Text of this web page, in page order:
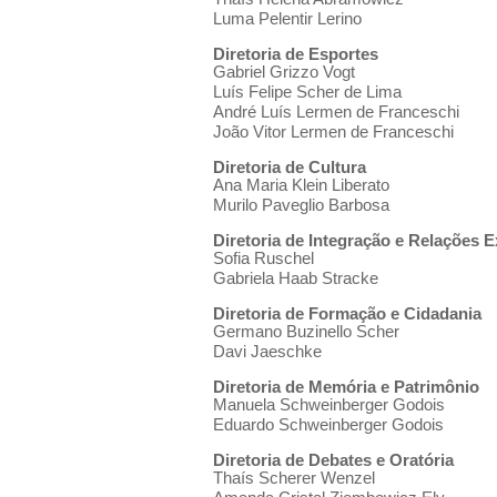
Luma Pelentir Lerino
Diretoria de Esportes
Gabriel Grizzo Vogt
Luís Felipe Scher de Lima
André Luís Lermen de Franceschi
João Vitor Lermen de Franceschi
Diretoria de Cultura
Ana Maria Klein Liberato
Murilo Paveglio Barbosa
Diretoria de Integração e Relações
Sofia Ruschel
Gabriela Haab Stracke
Diretoria de Formação e Cidadania
Germano Buzinello Scher
Davi Jaeschke
Diretoria de Memória e Patrimônio
Manuela Schweinberger Godois
Eduardo Schweinberger Godois
Diretoria de Debates e Oratória
Thaís Scherer Wenzel